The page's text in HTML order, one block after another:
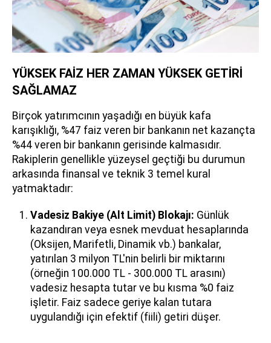
YÜKSEK FAİZ HER ZAMAN YÜKSEK GETİRİ
SAĞLAMAZ
Birçok yatırımcının yaşadığı en büyük kafa
karışıklığı, %47 faiz veren bir bankanın net kazançta
%44 veren bir bankanın gerisinde kalmasıdır.
Rakiplerin genellikle yüzeysel geçtiği bu durumun
arkasında finansal ve teknik 3 temel kural
yatmaktadır:
Vadesiz Bakiye (Alt Limit) Blokajı: Günlük
kazandıran veya esnek mevduat hesaplarında
(Oksijen, Marifetli, Dinamik vb.) bankalar,
yatırılan 3 milyon TL'nin belirli bir miktarını
(örneğin 100.000 TL - 300.000 TL arasını)
vadesiz hesapta tutar ve bu kısma %0 faiz
işletir. Faiz sadece geriye kalan tutara
uygulandığı için efektif (fiili) getiri düşer.